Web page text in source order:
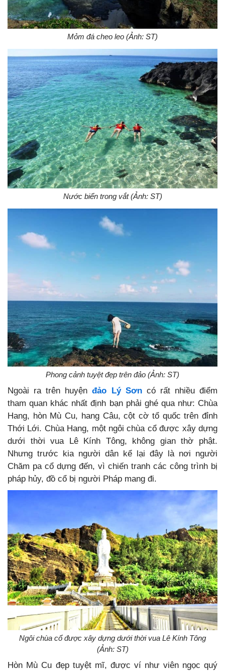
Mỏm đá cheo leo (Ảnh: ST)
Nước biển trong vắt (Ảnh: ST)
Phong cảnh tuyệt đẹp trên đảo (Ảnh: ST)
Ngoài ra trên huyệnđảo Lý Sơncó rất nhiều điểm
tham quan khác nhất định bạn phải ghé qua như: Chùa
Hang, hòn Mù Cu, hang Câu, cột cờ tổ quốc trên đỉnh
Thới Lới. Chùa Hang, một ngôi chùa cổ được xây dựng
dưới thời vua Lê Kính Tông, không gian thờ phật.
Nhưng trước kia người dân kể lại đây là nơi người
Chăm pa cổ dựng đến, vì chiến tranh các công trình bị
pháp hủy, đồ cổ bị người Pháp mang đi.
Ngôi chùa cổ được xây dựng dưới thời vua Lê Kính Tông
(Ảnh: ST)
Hòn Mù Cu đẹp tuyệt mĩ, được ví như viên ngọc quý